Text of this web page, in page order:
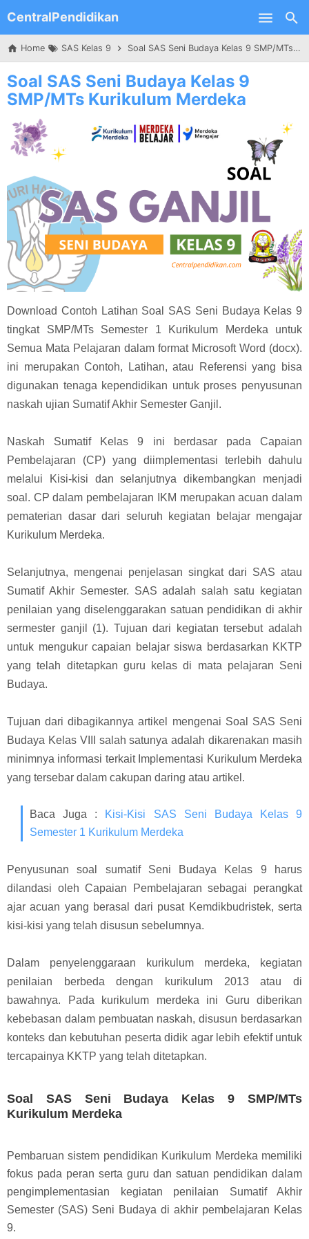
Skip to main content
CentralPendidikan
Home SAS Kelas 9 Soal SAS Seni Budaya Kelas 9 SMP/MTs Kurikulum Merdeka
Soal SAS Seni Budaya Kelas 9
SMP/MTs Kurikulum Merdeka
Download Contoh Latihan Soal SAS Seni Budaya Kelas 9
tingkat SMP/MTs Semester 1 Kurikulum Merdeka untuk
Semua Mata Pelajaran dalam format Microsoft Word (docx).
ini merupakan Contoh, Latihan, atau Referensi yang bisa
digunakan tenaga kependidikan untuk proses penyusunan
naskah ujian Sumatif Akhir Semester Ganjil.
Naskah Sumatif Kelas 9 ini berdasar pada Capaian
Pembelajaran (CP) yang diimplementasi terlebih dahulu
melalui Kisi-kisi dan selanjutnya dikembangkan menjadi
soal. CP dalam pembelajaran IKM merupakan acuan dalam
pematerian dasar dari seluruh kegiatan belajar mengajar
Kurikulum Merdeka.
Selanjutnya, mengenai penjelasan singkat dari SAS atau
Sumatif Akhir Semester. SAS adalah salah satu kegiatan
penilaian yang diselenggarakan satuan pendidikan di akhir
sermester ganjil (1). Tujuan dari kegiatan tersebut adalah
untuk mengukur capaian belajar siswa berdasarkan KKTP
yang telah ditetapkan guru kelas di mata pelajaran Seni
Budaya.
Tujuan dari dibagikannya artikel mengenai Soal SAS Seni
Budaya Kelas VIII salah satunya adalah dikarenakan masih
minimnya informasi terkait Implementasi Kurikulum Merdeka
yang tersebar dalam cakupan daring atau artikel.
Baca Juga : Kisi-Kisi SAS Seni Budaya Kelas 9
Semester 1 Kurikulum Merdeka
Penyusunan soal sumatif Seni Budaya Kelas 9 harus
dilandasi oleh Capaian Pembelajaran sebagai perangkat
ajar acuan yang berasal dari pusat Kemdikbudristek, serta
kisi-kisi yang telah disusun sebelumnya.
Dalam penyelenggaraan kurikulum merdeka, kegiatan
penilaian berbeda dengan kurikulum 2013 atau di
bawahnya. Pada kurikulum merdeka ini Guru diberikan
kebebasan dalam pembuatan naskah, disusun berdasarkan
konteks dan kebutuhan peserta didik agar lebih efektif untuk
tercapainya KKTP yang telah ditetapkan.
Soal SAS Seni Budaya Kelas 9 SMP/MTs
Kurikulum Merdeka
Pembaruan sistem pendidikan Kurikulum Merdeka memiliki
fokus pada peran serta guru dan satuan pendidikan dalam
pengimplementasian kegiatan penilaian Sumatif Akhir
Semester (SAS) Seni Budaya di akhir pembelajaran Kelas
9.